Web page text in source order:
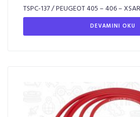
TSPC-137 / PEUGEOT 405 – 406 –
DEVAMINI OKU